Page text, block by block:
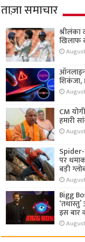
ताज़ा समाचार
श्रीलंका
खिलाफ
ऑनलाइन
शिकंजा,
CM
हमारी
पर
बड़ी
Bigg
इस बार